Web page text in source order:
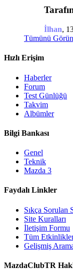
İlhan,
Tümünü
Hızlı Erişim
Haberler
Forum
Test Günlüğü
Takvim
Albümler
Bilgi Bankası
Genel
Teknik
Mazda 3
Faydalı Linkler
Sıkça Sorulan
Site Kuralları
İletişim Formu
Tüm
Gelişmiş
MazdaClubTR